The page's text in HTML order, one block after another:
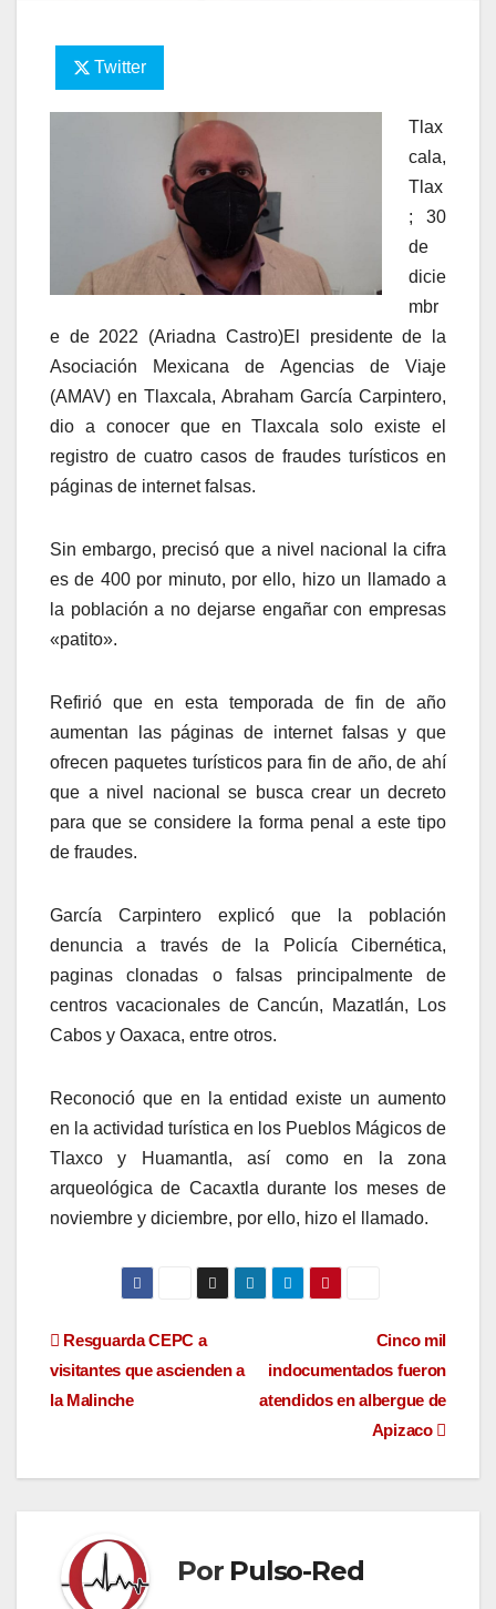
Twitter
Tlax
cala,
Tlax
; 30
de
dicie
mbr
e de 2022 (Ariadna Castro)El presidente de la
Asociación Mexicana de Agencias de Viaje
(AMAV) en Tlaxcala, Abraham García Carpintero,
dio a conocer que en Tlaxcala solo existe el
registro de cuatro casos de fraudes turísticos en
páginas de internet falsas.
Sin embargo, precisó que a nivel nacional la cifra
es de 400 por minuto, por ello, hizo un llamado a
la población a no dejarse engañar con empresas
«patito».
Refirió que en esta temporada de fin de año
aumentan las páginas de internet falsas y que
ofrecen paquetes turísticos para fin de año, de ahí
que a nivel nacional se busca crear un decreto
para que se considere la forma penal a este tipo
de fraudes.
García Carpintero explicó que la población
denuncia a través de la Policía Cibernética,
paginas clonadas o falsas principalmente de
centros vacacionales de Cancún, Mazatlán, Los
Cabos y Oaxaca, entre otros.
Reconoció que en la entidad existe un aumento
en la actividad turística en los Pueblos Mágicos de
Tlaxco y Huamantla, así como en la zona
arqueológica de Cacaxtla durante los meses de
noviembre y diciembre, por ello, hizo el llamado.
Navegación
de
Cinco mil
indocumentados fueron
atendidos en albergue de
Apizaco
Resguarda CEPC a
visitantes que ascienden a
la Malinche
Por Pulso-Red